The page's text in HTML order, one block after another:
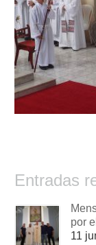
Entradas
por
11